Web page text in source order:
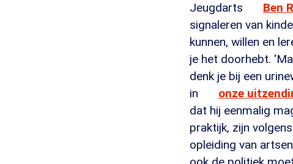
Jeugdarts
Ben
signaleren van
kunnen, willen en
je het doorhebt.
denk je bij een
in
onze
dat hij eenmalig
praktijk, zijn
opleiding van